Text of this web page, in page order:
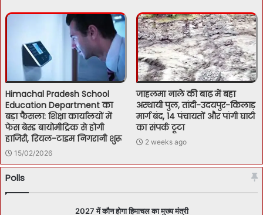
Himachal Pradesh School
Education Department का
बड़ा फैसला: शिक्षा कार्यालयों में
फेस बेस्ड बायोमीट्रिक से होगी
हाजिरी, रियल-टाइम निगरानी शुरू
15/02/2026
जाहलमा नाले की बाढ़ में बहा
अस्थायी पुल, तांदी-उदयपुर-किलाड़
मार्ग बंद, 14 पंचायतों और पांगी घाटी
का संपर्क टूटा
2 weeks ago
Polls
2027 में कौन होगा हिमाचल का मुख्य मंत्री